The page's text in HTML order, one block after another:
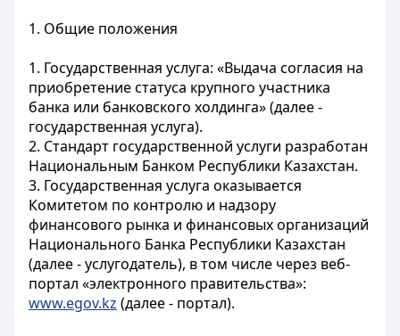
1. Общие положения
1. Государственная услуга: «Выдача согласия на
приобретение статуса крупного участника
банка или банковского холдинга» (далее -
государственная услуга).
2. Стандарт государственной услуги разработан
Национальным Банком Республики Казахстан.
3. Государственная услуга оказывается
Комитетом по контролю и надзору
финансового рынка и финансовых организаций
Национального Банка Республики Казахстан
(далее - услугодатель), в том числе через веб-
портал «электронного правительства»:
www.egov.kz (далее - портал).